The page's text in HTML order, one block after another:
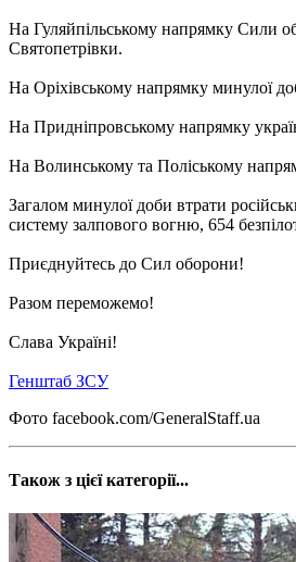
На Гуляйпільському напрямку Сили
Святопетрівки.
На Оріхівському напрямку минулої
На Придніпровському напрямку
На Волинському та Поліському
Загалом минулої доби втрати
систему залпового вогню, 654
Приєднуйтесь до Сил оборони!
Разом переможемо!
Слава Україні!
Генштаб ЗСУ
Фото facebook.com/GeneralStaff.ua
Також з цієї категорії...